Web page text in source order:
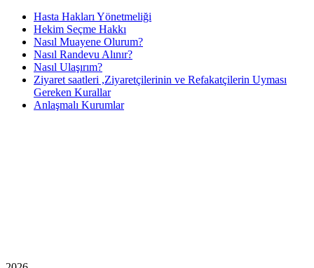
Hasta Hakları Yönetmeliği
Hekim Seçme Hakkı
Nasıl Muayene Olurum?
Nasıl Randevu Alınır?
Nasıl Ulaşırım?
Ziyaret saatleri ,Ziyaretçilerinin ve Refakatçilerin Uyması
Gereken Kurallar
Anlaşmalı Kurumlar